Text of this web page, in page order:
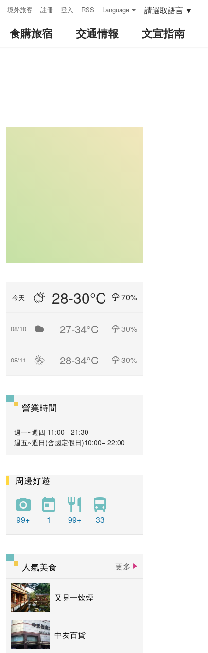
境外旅客 註冊 登入 RSS Language 請選取語言 ▼
食購旅宿 交通情報 文宣指南
今天 28-30°C 70%
08/10 27-34°C 30%
08/11 28-34°C 30%
營業時間
週一~週四 11:00 - 21:30
週五~週日(含國定假日)10:00– 22:00
周邊好遊
99+ 1 99+ 33
人氣美食 更多
又見一炊煙
中友百貨